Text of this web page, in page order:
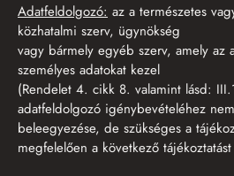
Adatfeldolgozó: az a természetes
közhatalmi szerv, ügynökség
vagy bármely egyéb szerv, amely az
személyes adatokat kezel
(Rendelet 4. cikk 8. valamint lásd:
adatfeldolgozó igénybevételéhez
beleegyezése, de szükséges a
megfelelően a következő